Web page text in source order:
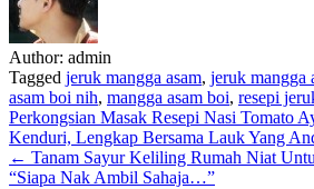
Author: admin
Tagged jeruk mangga asam, jeruk mangga
asam boi nih, mangga asam boi, resepi
Post
navigation
Perkongsian Masak Resepi Nasi Tomato
Kenduri, Lengkap Bersama Lauk Yang
← Tanam Sayur Keliling Rumah Niat
“Siapa Nak Ambil Sahaja…”